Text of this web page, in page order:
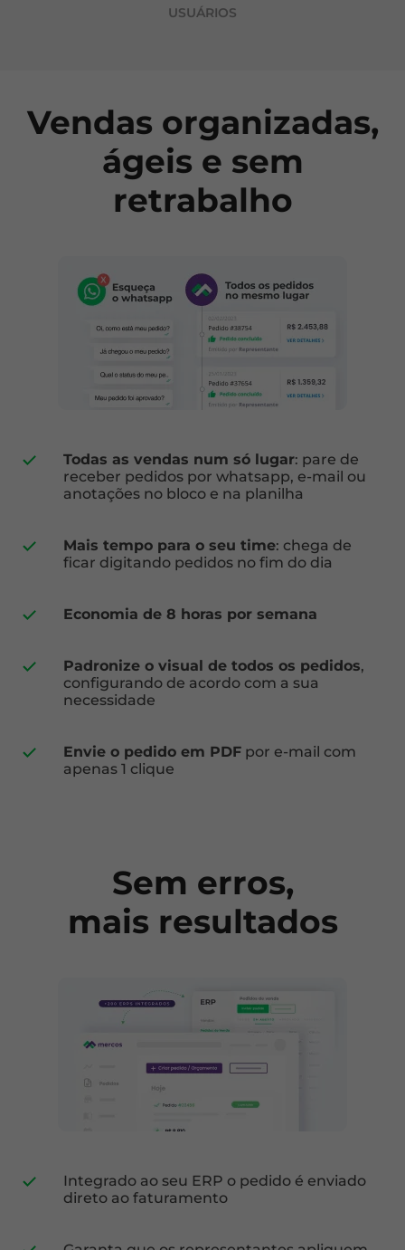
USUÁRIOS
Vendas organizadas,
ágeis e sem
retrabalho
Todas as vendas num só lugar: pare de
receber pedidos por whatsapp, e-mail ou
anotações no bloco e na planilha
Mais tempo para o seu time: chega de
ficar digitando pedidos no fim do dia
Economia de 8 horas por semana
Padronize o visual de todos os pedidos,
configurando de acordo com a sua
necessidade
Envie o pedido em PDF por e-mail com
apenas 1 clique
Sem erros,
mais resultados
Integrado ao seu ERP o pedido é enviado
direto ao faturamento